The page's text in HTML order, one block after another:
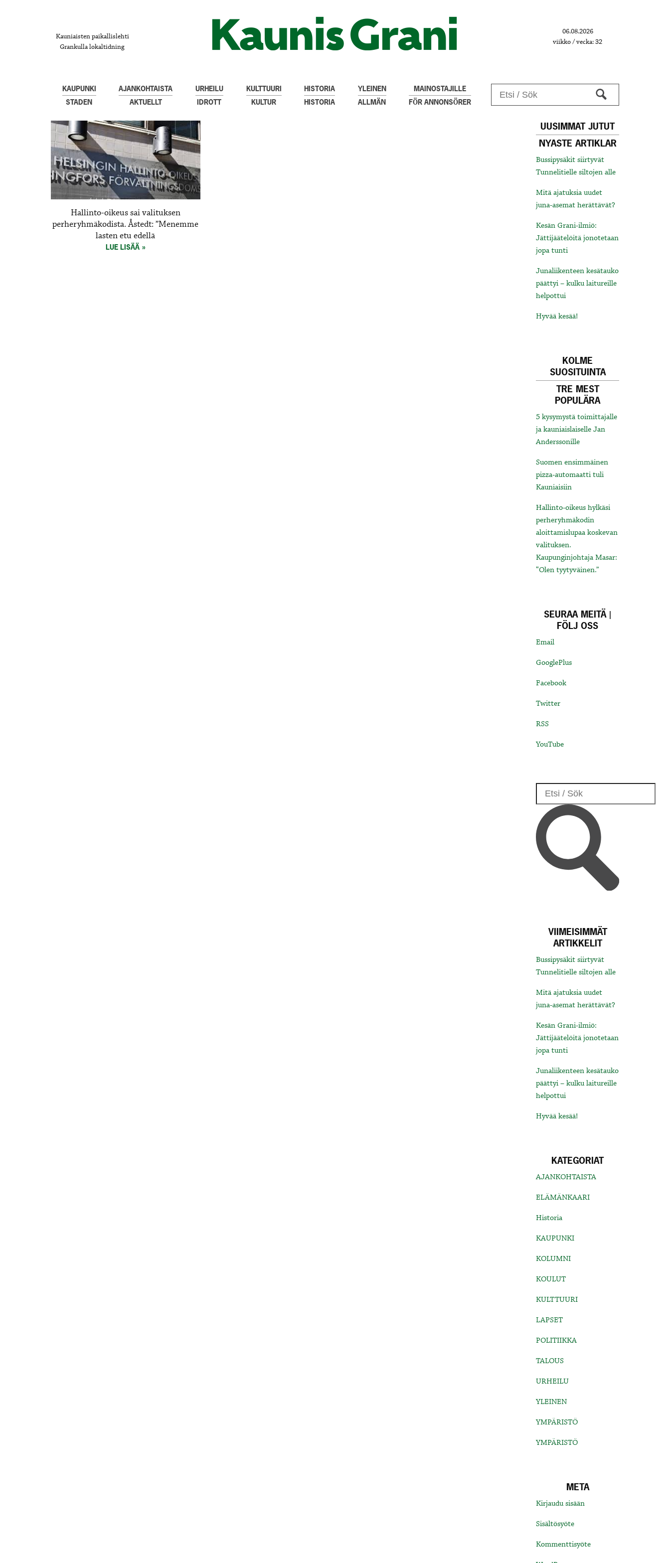
Kauniaisten paikallislehti
Grankulla lokaltidning
06.08.2026
viikko / vecka: 32
KAUPUNKI
STADEN
AJANKOHTAISTA
AKTUELLT
URHEILU
IDROTT
KULTTUURI
KULTUR
HISTORIA
HISTORIA
YLEINEN
ALLMÄN
MAINOSTAJILLE
FÖR ANNONSÖRER
Hallinto-oikeus sai valituksen
perheryhmäkodista. Åstedt: ”Menemme
lasten etu edellä
LUE LISÄÄ
UUSIMMAT JUTUT
NYASTE ARTIKLAR
Bussipysäkit siirtyvät
Tunnelitielle siltojen alle
Mitä ajatuksia uudet
juna-asemat herättävät?
Kesän Grani-ilmiö:
Jättijäätelöitä jonotetaan
jopa tunti
Junaliikenteen kesätauko
päättyi – kulku laitureille
helpottui
Hyvää kesää!
KOLME
SUOSITUINTA
TRE MEST
POPULÄRA
5 kysymystä toimittajalle
ja kauniaislaiselle Jan
Anderssonille
Suomen ensimmäinen
pizza-automaatti tuli
Kauniaisiin
Hallinto-oikeus hylkäsi
perheryhmäkodin
aloittamislupaa koskevan
valituksen.
Kaupunginjohtaja Masar:
“Olen tyytyväinen.”
SEURAA MEITÄ |
FÖLJ OSS
Email
GooglePlus
Facebook
Twitter
RSS
YouTube
VIIMEISIMMÄT
ARTIKKELIT
Bussipysäkit siirtyvät
Tunnelitielle siltojen alle
Mitä ajatuksia uudet
juna-asemat herättävät?
Kesän Grani-ilmiö:
Jättijäätelöitä jonotetaan
jopa tunti
Junaliikenteen kesätauko
päättyi – kulku laitureille
helpottui
Hyvää kesää!
KATEGORIAT
AJANKOHTAISTA
ELÄMÄNKAARI
Historia
KAUPUNKI
KOLUMNI
KOULUT
KULTTUURI
LAPSET
POLITIIKKA
TALOUS
URHEILU
YLEINEN
YMPÄRISTÖ
YMPÄRISTÖ
META
Kirjaudu sisään
Sisältösyöte
Kommenttisyöte